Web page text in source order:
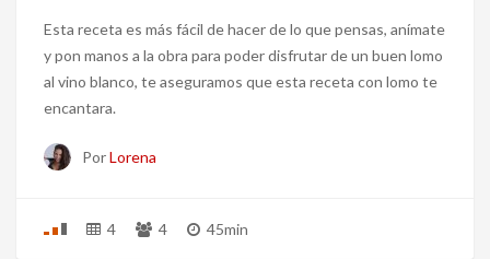
Esta receta es más fácil de hacer de lo que pensas, anímate
y pon manos a la obra para poder disfrutar de un buen lomo
al vino blanco, te aseguramos que esta receta con lomo te
encantara.
PorLorena
4 4 45min